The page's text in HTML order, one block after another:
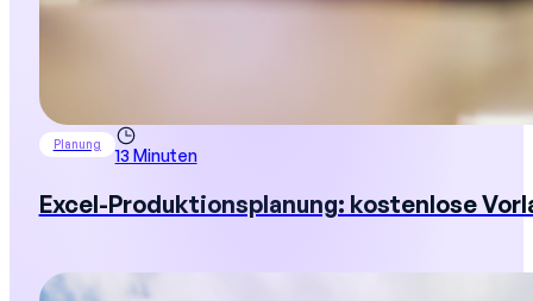
Planung
13 Minuten
Excel-Produktionsplanung: kostenlose